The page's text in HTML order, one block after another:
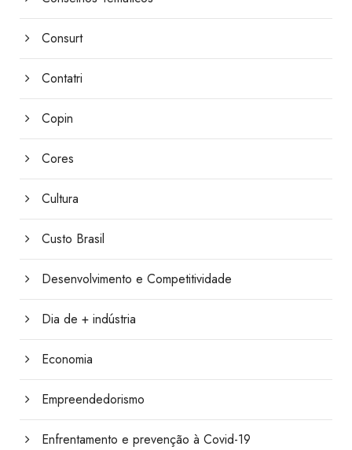
Consurt
Contatri
Copin
Cores
Cultura
Custo Brasil
Desenvolvimento e Competitividade
Dia de + indústria
Economia
Empreendedorismo
Enfrentamento e prevenção à Covid-19